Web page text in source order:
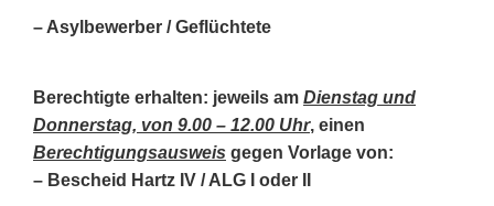
– Asylbewerber / Geflüchtete
Berechtigte erhalten: jeweils am Dienstag und
Donnerstag, von 9.00 – 12.00 Uhr, einen
Berechtigungsausweis gegen Vorlage von:
– Bescheid Hartz IV / ALG I oder II